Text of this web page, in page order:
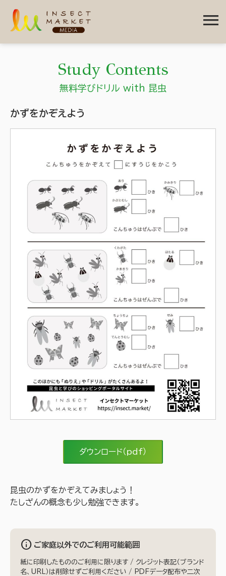
menu
Study Contents
無料学びドリル with 昆虫
かずをかぞえよう
ダウンロード（pdf）
昆虫のかずをかぞえてみましょう！
たしざんの概念も少し勉強できます。
info ご家庭以外でのご利用可能範囲
紙に印刷したもののご利用に限ります / クレジット表記（ブランド
名、URL）は削除せずご利用ください / PDFデータ配布や二次